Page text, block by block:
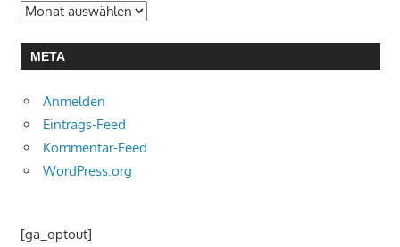
Archiv
META
Anmelden
Eintrags-Feed
Kommentar-Feed
WordPress.org
[ga_optout]